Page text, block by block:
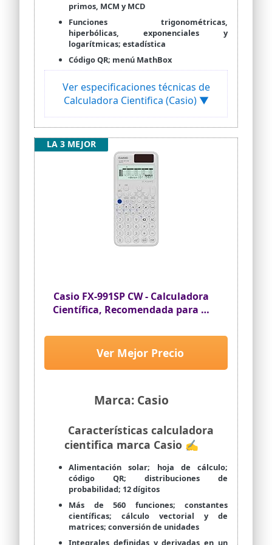
primos, MCM y MCD
Funciones trigonométricas,
hiperbólicas, exponenciales y
logarítmicas; estadística
Código QR; menú MathBox
Ver especificaciones técnicas de
Calculadora Cientifica (Casio) ▼
Casio FX-991SP CW - Calculadora
Científica, Recomendada para el
5 Idiomas, más de 560 Funciones,
Solar, Color Blanco
Marca: Casio
Ver Mejor Precio
LA 3 MEJOR
Características calculadora
cientifica marca Casio ✍
Alimentación solar; hoja de cálculo;
código QR; distribuciones de
probabilidad; 12 dígitos
Más de 560 funciones; constantes
científicas; cálculo vectorial y de
matrices; conversión de unidades
Integrales definidas y derivadas en un